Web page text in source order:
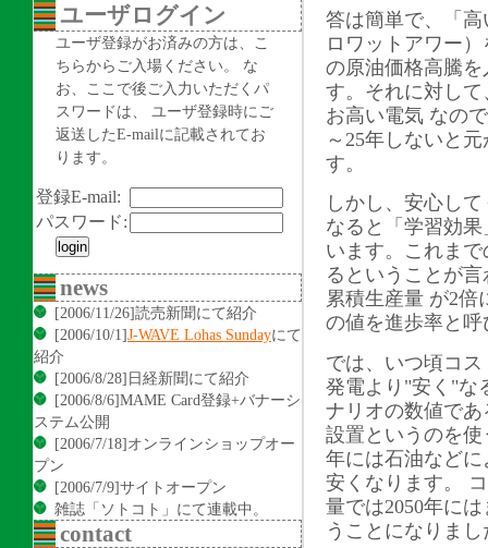
ユーザログイン
ユーザ登録がお済みの方は、こ
ちらからご入場ください。 な
お、ここで後ご入力いただくパ
スワードは、 ユーザ登録時にご
返送したE-mailに記載されてお
ります。
登録E-mail:
パスワード:
news
[2006/11/26]読売新聞にて紹介
[2006/10/1]J-WAVE Lohas Sundayにて
紹介
[2006/8/28]日経新聞にて紹介
[2006/8/6]MAME Card登録+バナーシ
ステム公開
[2006/7/18]オンラインショップオー
プン
[2006/7/9]サイトオープン
雑誌「ソトコト」にて連載中。
contact
答は簡単で、「
ロワットアワー
の原油価格高騰
す。それに対して
お高い電気 なの
～25年しないと
す。
しかし、安心し
なると「学習効
います。これま
るということが
累積生産量 が2倍
の値を進歩率と
では、いつ頃コ
発電より"安く"な
ナリオの数値であ
設置というのを
年には石油など
安くなります。
量では2050年に
うことになりまし